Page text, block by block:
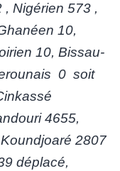
, Nigérien 573 ,
10,
10, Bissau-
0 soit
4655,
2807
déplacé,